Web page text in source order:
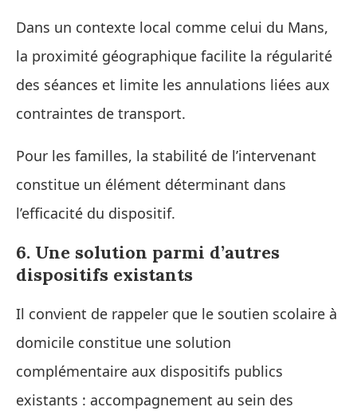
Dans un contexte local comme celui du Mans,
la proximité géographique facilite la régularité
des séances et limite les annulations liées aux
contraintes de transport.
Pour les familles, la stabilité de l’intervenant
constitue un élément déterminant dans
l’efficacité du dispositif.
6. Une solution parmi d’autres
dispositifs existants
Il convient de rappeler que le soutien scolaire à
domicile constitue une solution
complémentaire aux dispositifs publics
existants : accompagnement au sein des